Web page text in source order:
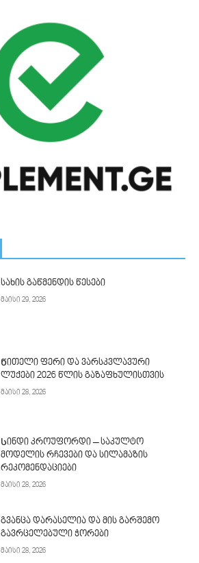
სახის გაწმენდის წესები
მაისი 29, 2026
Წითელი ფერი და ვარსკვლავური
ლუქები 2026 წლის გაზაფხულისთვის
მაისი 28, 2026
Სინდი კროუფორდი – საკულტო
მოდელის რჩევები და სილამაზის
რეკომენდაციები
მაისი 28, 2026
გვანცა დარასელია და მის გარშემო
გავრცელებული ჭორები
მაისი 28, 2026